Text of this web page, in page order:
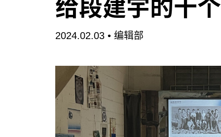
给段建宇的十
2024.02.03 • 编辑部